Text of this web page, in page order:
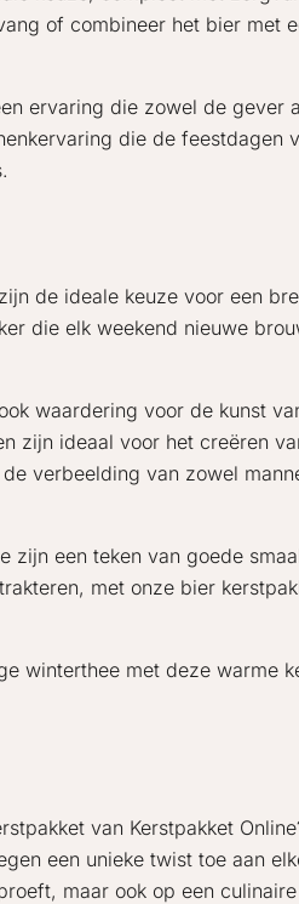
of combineer het bier met
ervaring die zowel de gever
die de feestdagen
de ideale keuze voor een
die elk weekend nieuwe
waardering voor de kunst
zijn ideaal voor het creëren
verbeelding van zowel
een teken van goede
met onze bier
winterthee met deze warme
van Kerstpakket
een unieke twist toe aan
maar ook op een